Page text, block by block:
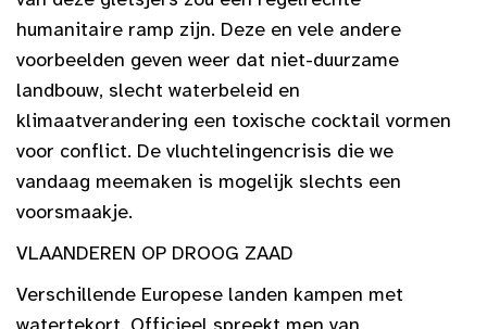
humanitaire ramp zijn. Deze en vele andere
voorbeelden geven weer dat niet-duurzame
landbouw, slecht waterbeleid en
klimaatverandering een toxische cocktail vormen
voor conflict. De vluchtelingencrisis die we
vandaag meemaken is mogelijk slechts een
voorsmaakje.
VLAANDEREN OP DROOG ZAAD
Verschillende Europese landen kampen met